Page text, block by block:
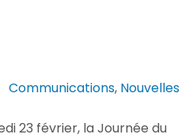
Communications, Nouvelles
23 février, la Journée du